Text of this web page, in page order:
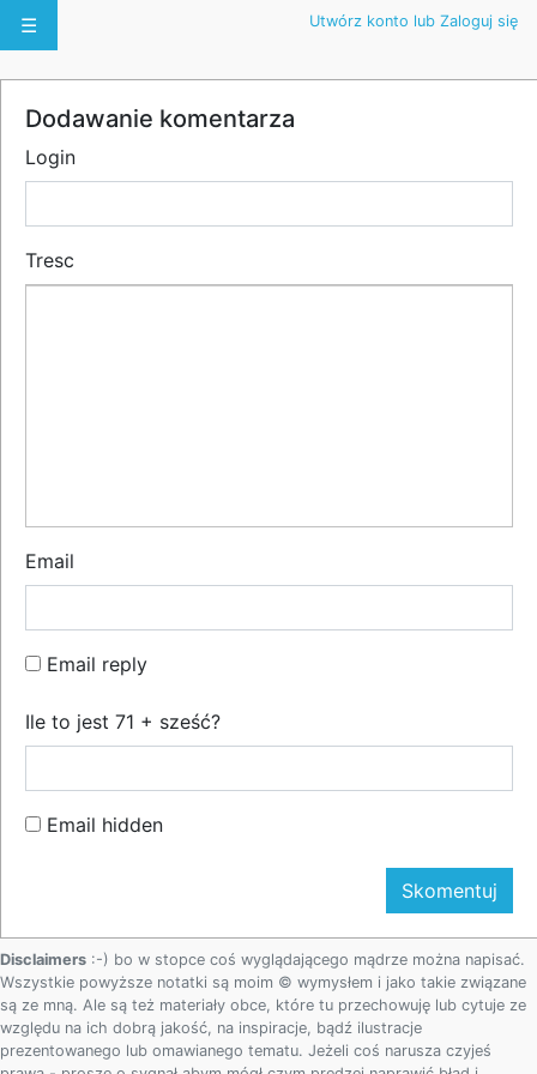
☰ Utwórz konto lub Zaloguj się
Dodawanie komentarza
Login
Tresc
Email
Email reply
Ile to jest 71 + sześć?
Email hidden
Disclaimers :-) bo w stopce coś wyglądającego mądrze można napisać.
Wszystkie powyższe notatki są moim © wymysłem i jako takie związane
są ze mną. Ale są też materiały obce, które tu przechowuję lub cytuje ze
względu na ich dobrą jakość, na inspiracje, bądź ilustracje
prezentowanego lub omawianego tematu. Jeżeli coś narusza czyjeś